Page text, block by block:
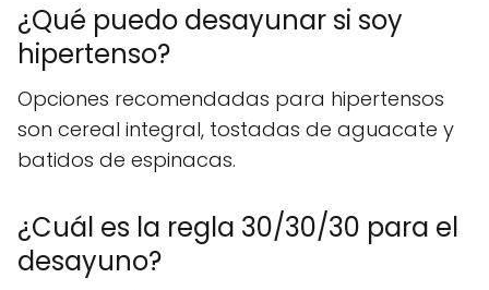
¿Qué puedo desayunar si soy
hipertenso?
Opciones recomendadas para hipertensos
son cereal integral, tostadas de aguacate y
batidos de espinacas.
¿Cuál es la regla 30/30/30 para el
desayuno?